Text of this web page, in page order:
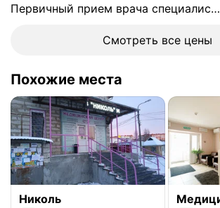
Первичный прием врача специалиста
Смотреть все цены
Похожие места
Николь